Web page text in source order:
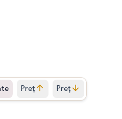
Preț
crescător
Preț
descrescător